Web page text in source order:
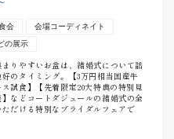
会
会場コーディネイト
の展示
まりやすいお盆は、結婚式について話
好のタイミング。【3万円相当国産牛
試食】【先着限定20大特典の特別見
などコートダジュールの結婚式の全
ただける特別なブライダルフェアで